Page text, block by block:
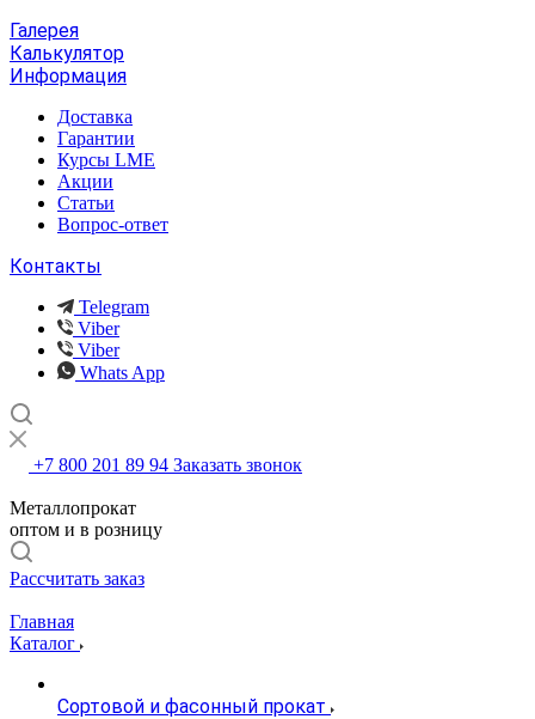
Галерея
Калькулятор
Информация
Доставка
Гарантии
Курсы LME
Акции
Статьи
Вопрос-ответ
Контакты
Telegram
Viber
Viber
Whats App
+7 800 201 89 94 Заказать звонок
Металлопрокат
оптом и в розницу
Рассчитать заказ
Главная
Каталог
Сортовой и фасонный прокат